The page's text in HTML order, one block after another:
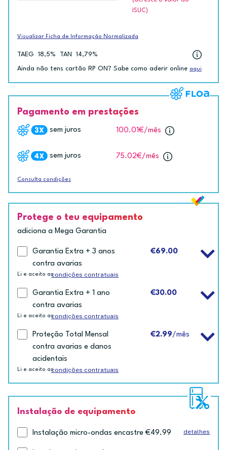
ISUC)
Visualizar Ficha de Informação Normalizada
TAEG 18,5% TAN 14,79%
Ainda não tens cartão RP ON? Sabe como aderir online aqui
Pagamento em prestações
sem juros 100.01€/mês
sem juros 75.02€/mês
Consulta condições
Protege o teu equipamento
adiciona a Mega Garantia
Garantia Extra + 3 anos
contra avarias
€69.00
Li e aceito ascondições contratuais
Garantia Extra + 1 ano
contra avarias
€30.00
Li e aceito ascondições contratuais
Proteção Total Mensal
contra avarias e danos
acidentais
€2.99/mês
Li e aceito ascondições contratuais
Instalação de equipamento
Instalação micro-ondas encastre €49.99 detalhes